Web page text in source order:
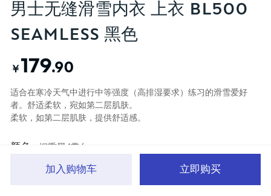
男士无缝滑雪内衣 上衣 BL500
SEAMLESS 黑色
￥ 179.90
适合在寒冷天气中进行中等强度（高排湿要求）练习的滑雪爱好
者。舒适柔软，宛如第二层肌肤。
柔软，如第二层肌肤，提供舒适感。
颜色 烟熏黑/雪白
加入购物车 立即购买